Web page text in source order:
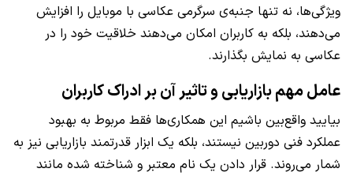
ویژگی‌ها، نه تنها جنبه‌ی سرگرمی عکاسی با موبایل را افزایش
می‌دهند، بلکه به کاربران امکان می‌دهند خلاقیت خود را در
عکاسی به نمایش بگذارند.
عامل مهم بازاریابی و تاثیر آن بر ادراک کاربران
بیایید واقع‌بین باشیم این همکاری‌ها فقط مربوط به بهبود
عملکرد فنی دوربین نیستند، بلکه یک ابزار قدرتمند بازاریابی نیز به
شمار می‌روند. قرار دادن یک نام معتبر و شناخته شده مانند